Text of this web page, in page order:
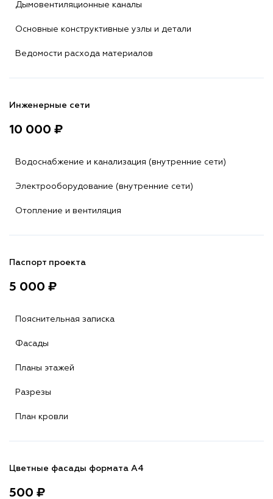
Дымовентиляционные каналы
Основные конструктивные узлы и детали
Ведомости расхода материалов
Инженерные сети
10 000 ₽
Водоснабжение и канализация (внутренние сети)
Электрооборудование (внутренние сети)
Отопление и вентиляция
Паспорт проекта
5 000 ₽
Пояснительная записка
Фасады
Планы этажей
Разрезы
План кровли
Цветные фасады формата А4
500 ₽